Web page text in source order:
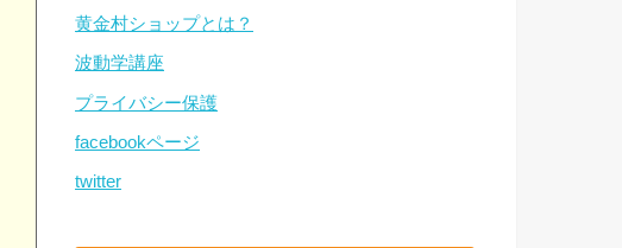
黄金村ショップとは？
波動学講座
プライバシー保護
facebookページ
twitter